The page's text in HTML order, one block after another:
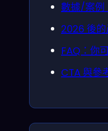
數據/案例
2026 後
FAQ：你
CTA 與參